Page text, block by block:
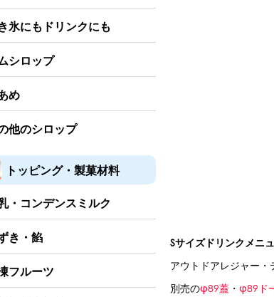
のぼり 横幕
氷書籍
コレクション
氷にもドリンクにも
シロップ
め
他のシロップ
トッピング・製菓材料
・コンデンスミルク
き・餡
フルーツ
Sサイズドリンクメニ
アウトドアレジャー
別売のφ89蓋 ・ φ89ド